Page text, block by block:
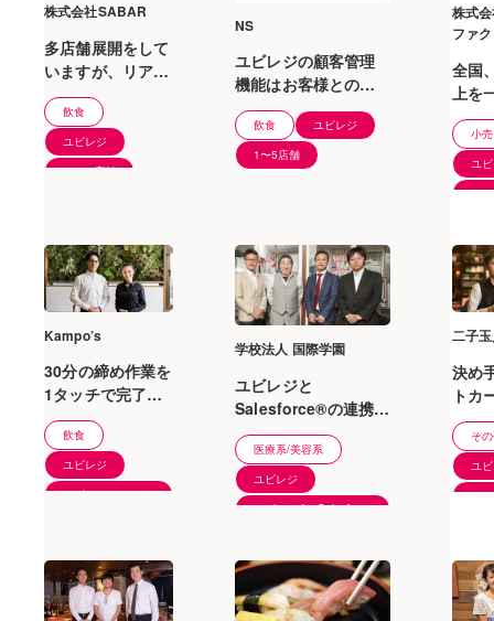
株式会社SABAR
多店舗展開をして
いますが、リアル
タイムに店舗の状
況がわかるためメ
ニュー構成などを
考える上で大変役
飲食
ユビレジ
6〜20店舗
NS
ユビレジの顧客管理
機能はお客様との会
話に役に立つ情報も
保存でき、全スタッ
フが把握できる為い
つでも誰でも接客が
飲食
ユビレジ
1〜5店舗
株式
ファ
全国
上を
タイ
る点
管理
客層
いま
小売
ユ
21
Kampo’s
30分の締め作業を
1タッチで完了。
全8店舗分の手間
とコストを抑える
ことができまし
た。
飲食
ユビレジ
ユビレジ ハンディ
学校法人 国際学園
ユビレジと
Salesforce®の連携
が、顧客満足度に貢
献する会員管理の基
盤
医療系/美容系
ユビレジ
ユビレジ for Salesforce
二子
決め
トカ
のシ
期コ
した
スタ
そ
ユ
1〜